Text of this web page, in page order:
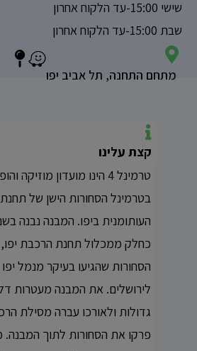
שישי 15:00-עד הלקוח אחרון
שבת 15:00-עד הלקוח אחרון
מתחם התחנה, תל אביב יפו
קצת עלינו
טרמינל 4 הינו מועדון
בטרמינל הסחורות הישן של
כחלק ממכלול תחנת הרכבת יפו,
הסחורות שהגיעו בעיקר מנמל יפו
לירושלים. את המבנה מעטרות
גדולות ולאורכו עברה מסילת
פרקו את הסחורות לתוך המבנה.